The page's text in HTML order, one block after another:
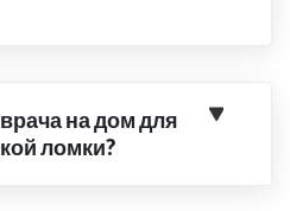
на дом для
ломки?